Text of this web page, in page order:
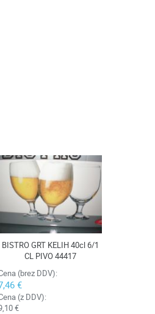
BISTRO GRT KELIH 40cl 6/1
CL PIVO 44417
(brez DDV):
€
(z DDV):
€